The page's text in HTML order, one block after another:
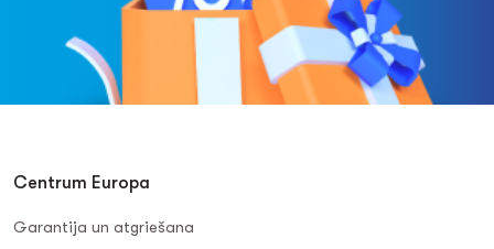
Centrum Europa
Garantija un atgriešana